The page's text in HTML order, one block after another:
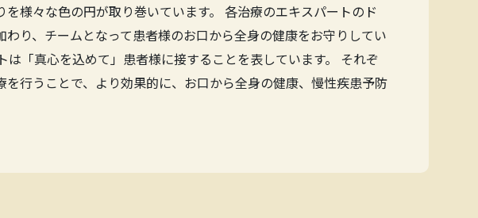
様々な色の円が取り巻いています。 各治療のエキスパートのド
り、チームとなって患者様のお口から全身の健康をお守りしてい
「真心を込めて」患者様に接することを表しています。 それぞ
行うことで、より効果的に、お口から全身の健康、慢性疾患予防